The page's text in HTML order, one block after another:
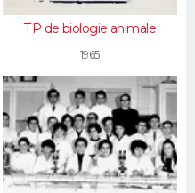
TP de biologie animale
1965